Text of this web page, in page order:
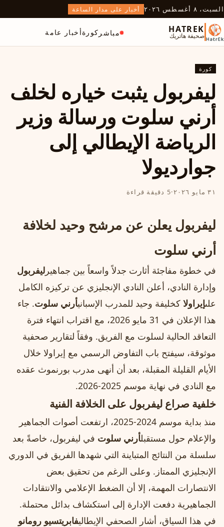
السبت، ٨ أغسطس ٢٠٢٦ أخبار على مدار الساعة
HATREK
صحيفة هاتريك مباشر كورةأخبار عامة
كورة
ليفربول يثبت خياره لخلف
أرني سلوت ورسالة وزير
الرياضة الإيطالي إلى
جوارديولا
٣١ مايو ٢٠٢٦ ·5 دقيقة قراءة
ليفربول يعلن عن مرشح وحيد لخلافة
أرني سلوت
في خطوة مفاجئة أثارت جدلاً واسعاً بين جماهير ليفربول
وإدارة النادي، أعلن النادي الإنجليزي عن تركيزه الكامل
علىإيراولا كخليفة وحيد للمدرب الإسبانيأرني سلوت. جاء
هذا الإعلان في 31 مايو 2026، مع اقتراب انتهاء فترة
التعاقد الحالية لسلوت مع الفريق. وفقاً لتقارير صحفية
موثوقة، سيفتح باب التفاوض الرسمي مع إيراولا خلال
الأيام القليلة المقبلة، بعد أن أنهى مدرب بورنموث عقده
مع النادي في نهاية موسم 2025‑2026.
خلفية صراع ليفربول على الخلافة الفنية
منذ بداية موسم 2024‑2025، ارتفعت أصوات الجماهير
والإعلام حول مستقبلأرني سلوت في ليفربول، خاصةً بعد
سلسلة من النتائج المتباينة التي شهدها الفريق في الدوري
الإنجليزي الممتاز. وعلى الرغم من تحقيق بعض
الانتصارات المهمة، إلا أن الضغط الإعلامي والانتقادات
الجماهيرية دفعت الإدارة إلى استكشاف بدائل محتملة.
في هذا السياق، أشار الصحفي الإيطاليفابريتسيو رومانو